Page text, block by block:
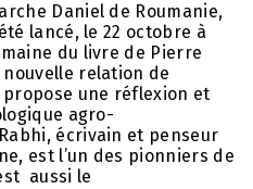
Daniel de Roumanie,
lancé, le 22 octobre à
du livre de Pierre
relation de
une réflexion et
agro-
écrivain et penseur
est l’un des pionniers de
aussi le